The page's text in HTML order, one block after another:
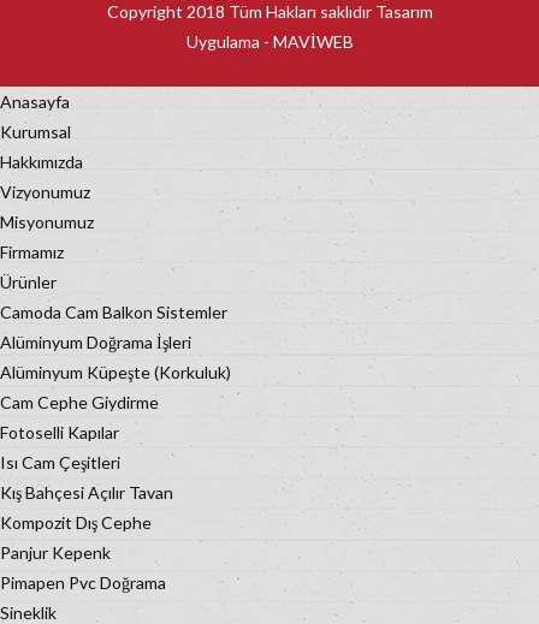
Copyright 2018 Tüm Hakları saklıdır Tasarım
Uygulama - MAVİWEB
Anasayfa
Kurumsal
Hakkımızda
Vizyonumuz
Misyonumuz
Firmamız
Ürünler
Camoda Cam Balkon Sistemler
Alüminyum Doğrama İşleri
Alüminyum Küpeşte (Korkuluk)
Cam Cephe Giydirme
Fotoselli Kapılar
Isı Cam Çeşitleri
Kış Bahçesi Açılır Tavan
Kompozit Dış Cephe
Panjur Kepenk
Pimapen Pvc Doğrama
Sineklik